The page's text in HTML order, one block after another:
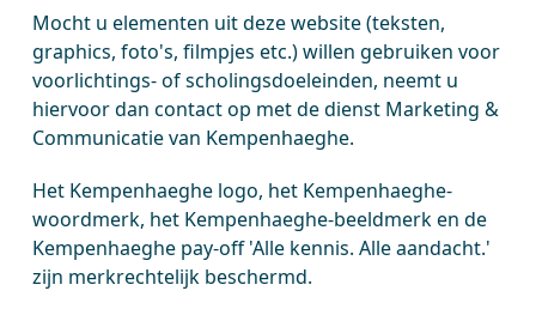
Mocht u elementen uit deze website (teksten,
graphics, foto's, filmpjes etc.) willen gebruiken voor
voorlichtings- of scholingsdoeleinden, neemt u
hiervoor dan contact op met de dienst Marketing &
Communicatie van Kempenhaeghe.
Het Kempenhaeghe logo, het Kempenhaeghe-
woordmerk, het Kempenhaeghe-beeldmerk en de
Kempenhaeghe pay-off 'Alle kennis. Alle aandacht.'
zijn merkrechtelijk beschermd.